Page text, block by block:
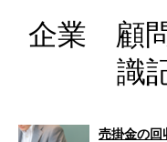
企業 顧
識
売掛金の回